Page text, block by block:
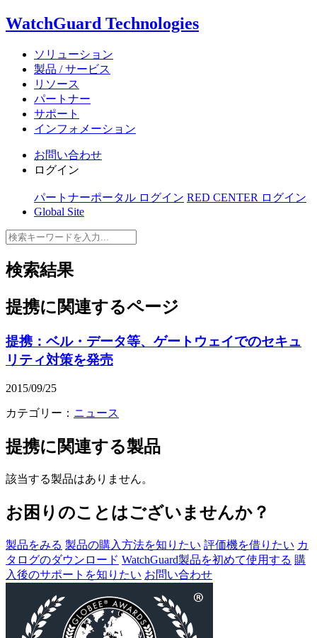
WatchGuard Technologies
ソリューション
製品 / サービス
リソース
パートナー
サポート
インフォメーション
お問い合わせ
ログイン
パートナーポータル ログイン RED CENTER ログイン
Global Site
検索結果
提携に関連するページ
提携：ベル・データ等、ゲートウェイでのセキュ
リティ対策を発売
2015/09/25
カテゴリー： ニュース
提携に関連する製品
該当する製品はありません。
お困りのことはございませんか？
製品をみる 製品の購入方法を知りたい 評価機を借りたい カ
タログのダウンロード WatchGuard製品を初めて使用する 購
入後のサポートを知りたい お問い合わせ